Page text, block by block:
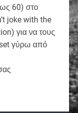
60) στο
joke with the
για να τους
γύρω από